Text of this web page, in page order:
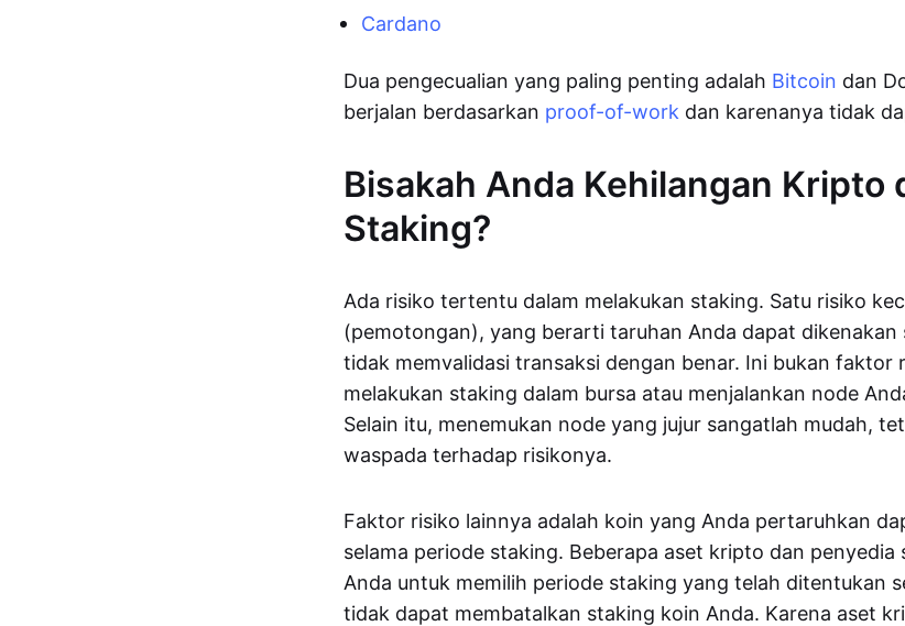
Cardano
Dua pengecualian yang paling penting adalah Bitcoin dan
berjalan berdasarkan proof-of-work dan karenanya tidak
Bisakah Anda Kehilangan Kripto
Staking?
Ada risiko tertentu dalam melakukan staking. Satu risiko
(pemotongan), yang berarti taruhan Anda dapat dikenakan
tidak memvalidasi transaksi dengan benar. Ini bukan faktor
melakukan staking dalam bursa atau menjalankan node
Selain itu, menemukan node yang jujur sangatlah mudah,
waspada terhadap risikonya.
Faktor risiko lainnya adalah koin yang Anda pertaruhkan
selama periode staking. Beberapa aset kripto dan penyedia
Anda untuk memilih periode staking yang telah ditentukan
tidak dapat membatalkan staking koin Anda. Karena aset